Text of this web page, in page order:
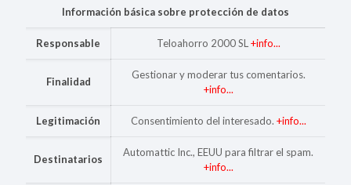
Información básica sobre protección de datos
Responsable Teloahorro 2000 SL +info...
Finalidad
Gestionar y moderar tus comentarios.
+info...
Legitimación Consentimiento del interesado. +info...
Destinatarios
Automattic Inc., EEUU para filtrar el spam.
+info...